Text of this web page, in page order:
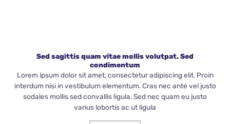
Sed sagittis quam vitae mollis volutpat. Sed
condimentum
Lorem ipsum dolor sit amet, consectetur adipiscing elit. Proin
interdum nisi in vestibulum elementum. Cras nec ante vel justo
sodales mollis sed convallis ligula. Sed nec quam eu justo
varius lobortis ac ut ligula